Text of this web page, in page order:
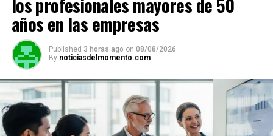
años en las empresas
Published 3 horas ago on 08/08/2026
By noticiasdelmomento.com